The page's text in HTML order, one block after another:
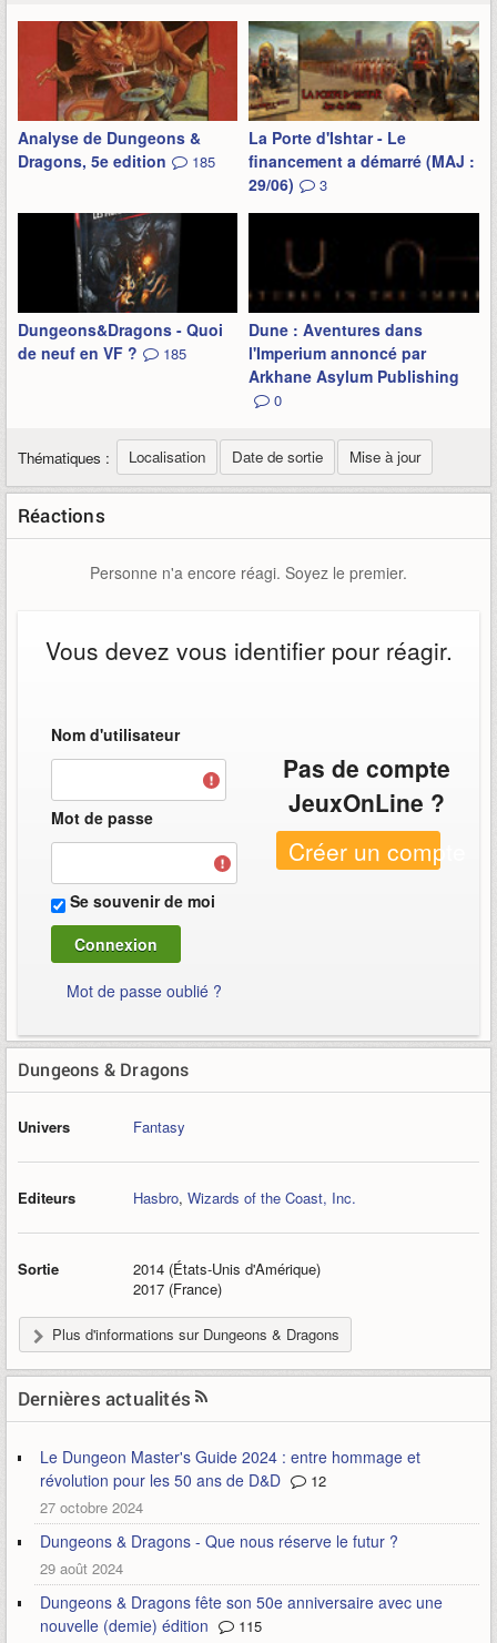
Analyse de Dungeons &
Dragons, 5e edition
185
La Porte d'Ishtar - Le
financement a démarré (MAJ :
29/06)
3
Dungeons&Dragons - Quoi
de neuf en VF ?
185
Dune : Aventures dans
l'Imperium annoncé par
Arkhane Asylum Publishing
0
Thématiques : Localisation Date de sortie Mise à jour
Réactions
Personne n'a encore réagi. Soyez le premier.
Vous devez vous identifier pour réagir.
Nom d'utilisateur
Mot de passe
Se souvenir de moi
Mot de passe oublié ?
Pas de compte
JeuxOnLine ?
Créer un compte
Dungeons & Dragons
Univers Fantasy
Editeurs Hasbro, Wizards of the Coast, Inc.
Sortie
2014 (États-Unis d'Amérique)
2017 (France)
Plus d'informations sur Dungeons & Dragons
Dernières actualités
Le Dungeon Master's Guide 2024 : entre hommage et
révolution pour les 50 ans de D&D
12
27 octobre 2024
Dungeons & Dragons - Que nous réserve le futur ?
29 août 2024
Dungeons & Dragons fête son 50e anniversaire avec une
nouvelle (demie) édition
115